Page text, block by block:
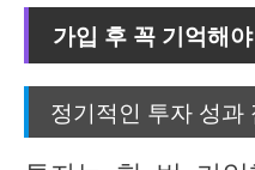
가입 후 꼭 기억해
정기적인 투자 성과